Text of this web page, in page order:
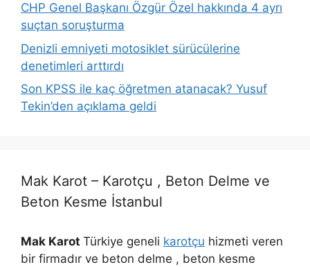
CHP Genel Başkanı Özgür Özel hakkında 4 ayrı
suçtan soruşturma
Denizli emniyeti motosiklet sürücülerine
denetimleri arttırdı
Son KPSS ile kaç öğretmen atanacak? Yusuf
Tekin’den açıklama geldi
Mak Karot – Karotçu , Beton Delme ve
Beton Kesme İstanbul
Mak Karot Türkiye geneli karotçu hizmeti veren
bir firmadır ve beton delme , beton kesme